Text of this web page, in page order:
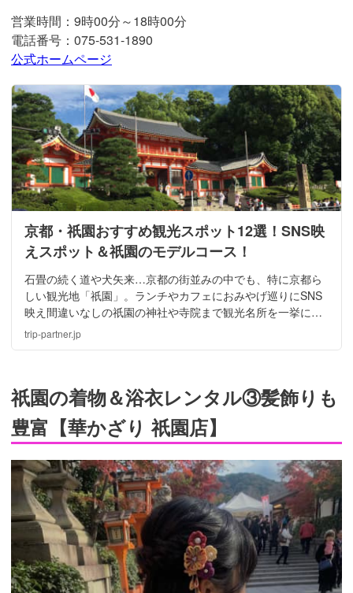
営業時間：9時00分～18時00分
電話番号：075-531-1890
公式ホームページ
京都・祇園おすすめ観光スポット12選！SNS映
えスポット＆祇園のモデルコース！
石畳の続く道や犬矢来…京都の街並みの中でも、特に京都ら
しい観光地「祇園」。ランチやカフェにおみやげ巡りにSNS
映え間違いなしの祇園の神社や寺院まで観光名所を一挙にご
紹介して参ります。運が良ければ、舞妓さん芸子さんに会え
ることも有りますよ。
trip-partner.jp
祇園の着物＆浴衣レンタル③髪飾りも
豊富【華かざり 祇園店】